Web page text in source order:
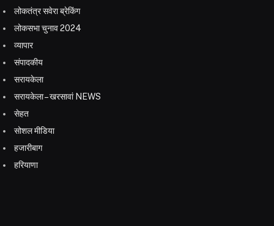
लोकतंत्र सवेरा ब्रेकिंग
लोकसभा चुनाव 2024
व्यापार
संपादकीय
सरायकेला
सरायकेला – खरसावां NEWS
सेहत
सोशल मीडिया
हजारीबाग
हरियाणा